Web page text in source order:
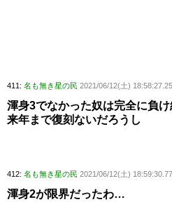
411: 名も無き星の民 2021/06/12(土)
渾身3でなかった奴は完全に負
来年まで復刻ないだろうし
412: 名も無き星の民 2021/06/12(土)
渾身2が限界だったわ…